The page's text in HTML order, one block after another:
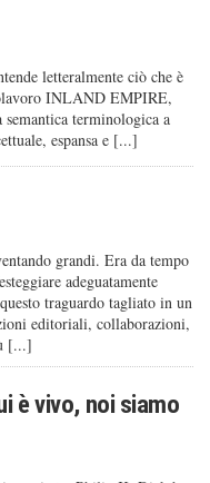
letteralmente ciò che è
INLAND EMPIRE,
terminologica a
espansa e [...]
grandi. Era da tempo
adeguatamente
traguardo tagliato in un
editoriali, collaborazioni,
[...]
è vivo, noi siamo